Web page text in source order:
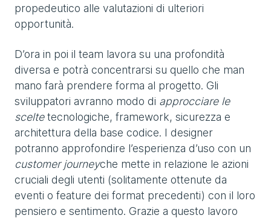
propedeutico alle valutazioni di ulteriori
opportunità.
D’ora in poi il team lavora su una profondità
diversa e potrà concentrarsi su quello che man
mano farà prendere forma al progetto. Gli
sviluppatori avranno modo di approcciare le
sceltetecnologiche, framework, sicurezza e
architettura della base codice. I designer
potranno approfondire l’esperienza d’uso con un
customer journeyche mette in relazione le azioni
cruciali degli utenti (solitamente ottenute da
eventi o feature dei format precedenti) con il loro
pensiero e sentimento. Grazie a questo lavoro